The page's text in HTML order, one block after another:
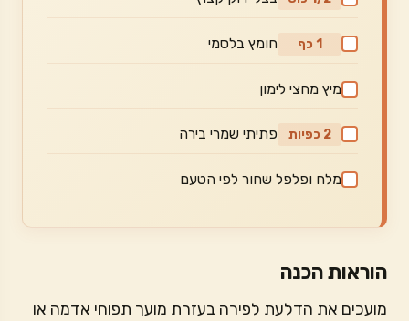
1 כף חומץ בלסמי
מיץ מחצי לימון
2 כפיות פתיתי שמרי בירה
מלח ופלפל שחור לפי הטעם
הוראות הכנה
מועכים את הדלעת לפירה בעזרת מועך תפוחי אדמה או